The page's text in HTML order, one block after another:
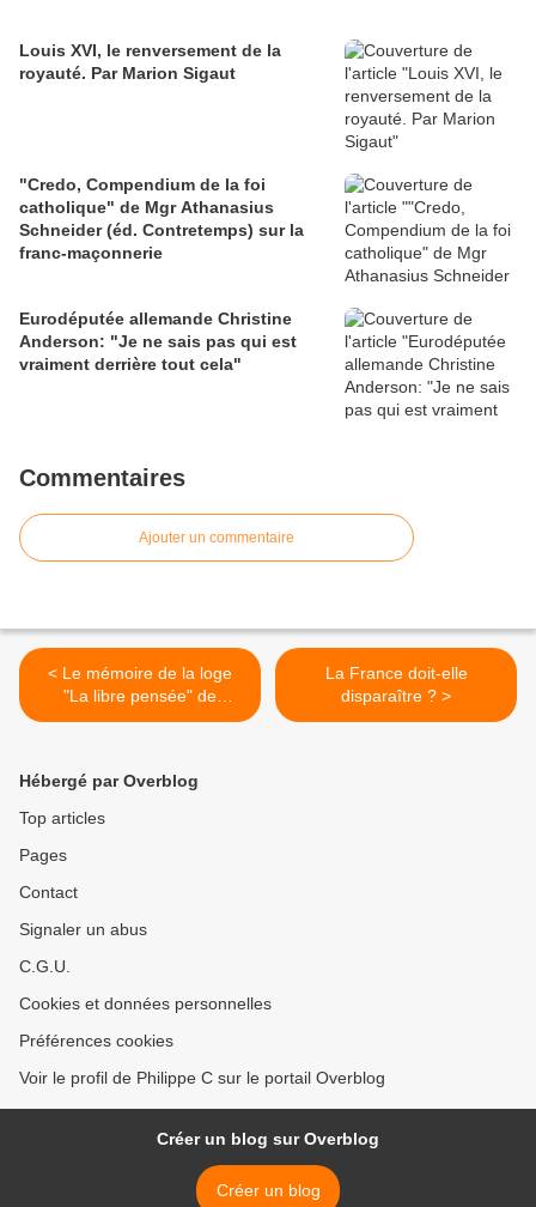
Louis XVI, le renversement de la
royauté. Par Marion Sigaut
"Credo, Compendium de la foi
catholique" de Mgr Athanasius
Schneider (éd. Contretemps) sur la
franc-maçonnerie
Eurodéputée allemande Christine
Anderson: "Je ne sais pas qui est
vraiment derrière tout cela"
Commentaires
Ajouter un commentaire
< Le mémoire de la loge
"La libre pensée" de
Québec à la commission
La France doit-elle
disparaître ? >
Hébergé par Overblog
Top articles
Pages
Contact
Signaler un abus
C.G.U.
Cookies et données personnelles
Préférences cookies
Voir le profil de Philippe C sur le portail Overblog
Créer un blog sur Overblog
Créer un blog